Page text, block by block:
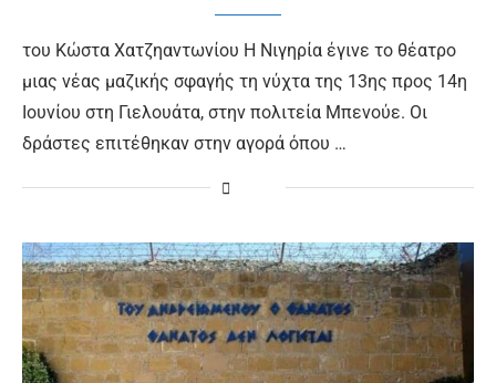
του Κώστα Χατζηαντωνίου Η Νιγηρία έγινε το θέατρο
μιας νέας μαζικής σφαγής τη νύχτα της 13ης προς 14η
Ιουνίου στη Γιελουάτα, στην πολιτεία Μπενούε. Οι
δράστες επιτέθηκαν στην αγορά όπου …